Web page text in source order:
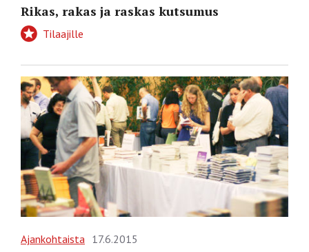
Rikas, rakas ja raskas kutsumus
Tilaajille
Ajankohtaista 17.6.2015